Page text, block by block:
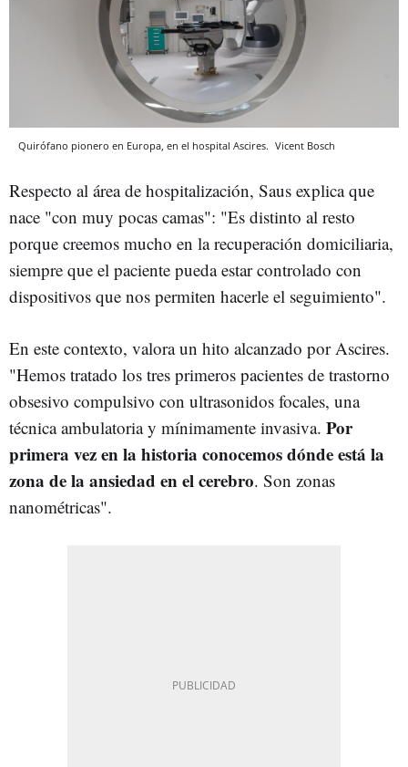
Quirófano pionero en Europa, en el hospital Ascires. Vicent Bosch
Respecto al área de hospitalización, Saus explica que
nace "con muy pocas camas": "Es distinto al resto
porque creemos mucho en la recuperación domiciliaria,
siempre que el paciente pueda estar controlado con
dispositivos que nos permiten hacerle el seguimiento".
En este contexto, valora un hito alcanzado por Ascires.
"Hemos tratado los tres primeros pacientes de trastorno
obsesivo compulsivo con ultrasonidos focales, una
técnica ambulatoria y mínimamente invasiva. Por
primera vez en la historia conocemos dónde está la
zona de la ansiedad en el cerebro. Son zonas
nanométricas".